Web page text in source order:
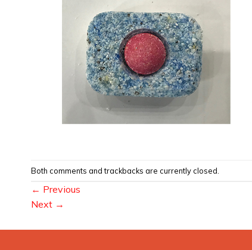
Both comments and trackbacks are currently closed.
← Previous
Next →